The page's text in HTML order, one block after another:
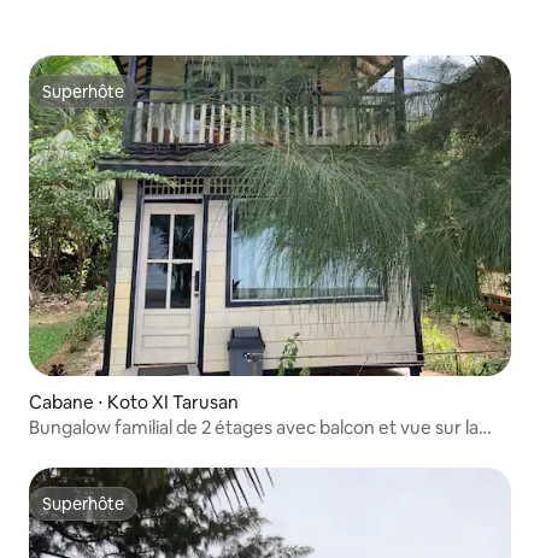
Superhôte
Superhôte
Cabane ⋅ Koto XI Tarusan
Bungalow familial de 2 étages avec balcon et vue sur la
Superhôte
Superhôte